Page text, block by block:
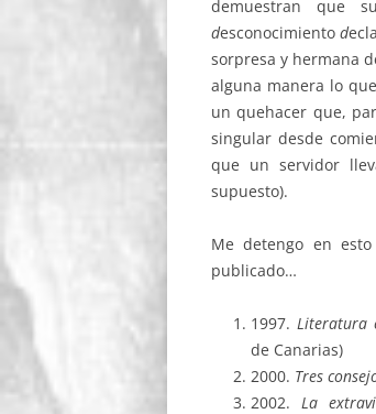
demuestran que
desconocimiento d
sorpresa y hermana
alguna manera lo
un quehacer que,
singular desde
que un servidor
supuesto).
Me detengo en
publicado…
1997.Literatura
de Canarias)
2000. Tres
2002. La